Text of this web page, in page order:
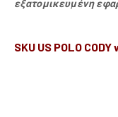
εξατομικευμένη
SKU US POLO